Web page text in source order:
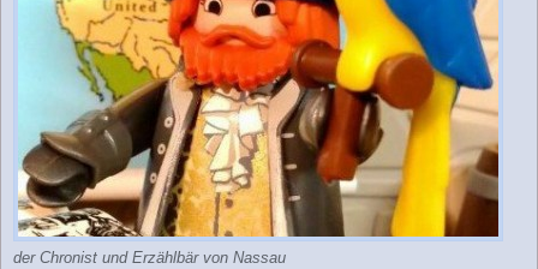
der Chronist und Erzählbär von Nassau